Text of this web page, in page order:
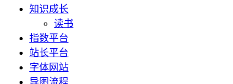
知识成长
读书
指数平台
站长平台
字体网站
导图流程